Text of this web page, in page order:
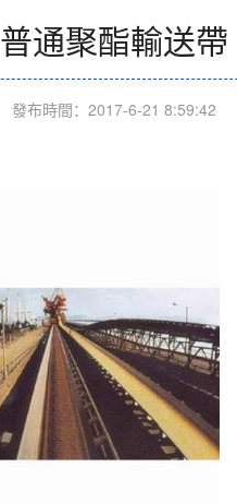
普通聚酯輸送帶
發布時間：2017-6-21 8:59:42